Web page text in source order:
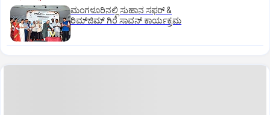
ಮಂಗಳೂರಿನಲ್ಲಿ ಸುಹಾನ ಸಫರ್ &
ರಿಮ್‌ಜಿಮ್ ಗಿರೆ ಸಾವನ್ ಕಾರ್ಯಕ್ರಮ